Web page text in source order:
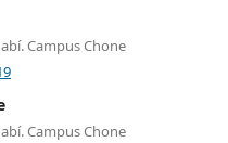
Campus Chone
Campus Chone